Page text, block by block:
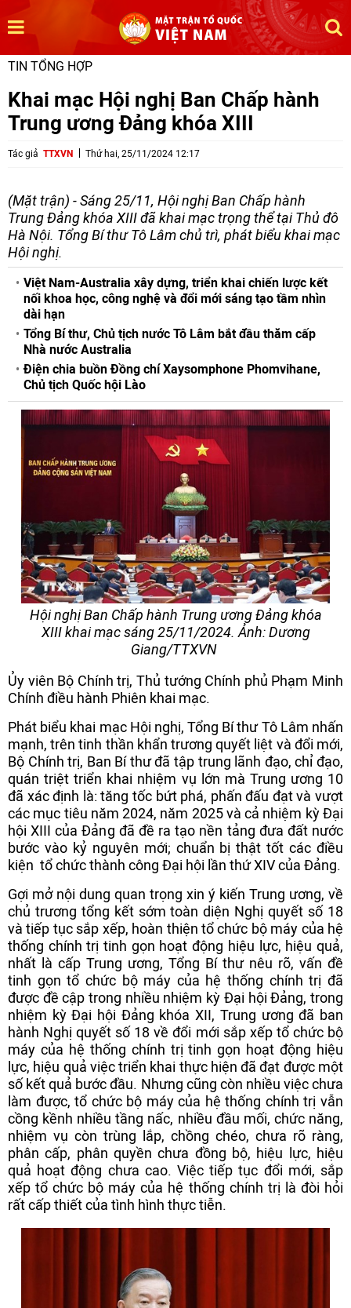
TIN TỔNG HỢP
Khai mạc Hội nghị Ban Chấp hành
Trung ương Đảng khóa XIII
Tác giả TTXVN Thứ hai, 25/11/2024 12:17
(Mặt trận) - Sáng 25/11, Hội nghị Ban Chấp hành
Trung Đảng khóa XIII đã khai mạc trọng thể tại Thủ đô
Hà Nội. Tổng Bí thư Tô Lâm chủ trì, phát biểu khai mạc
Hội nghị.
Việt Nam-Australia xây dựng, triển khai chiến lược kết
nối khoa học, công nghệ và đổi mới sáng tạo tầm nhìn
dài hạn
Tổng Bí thư, Chủ tịch nước Tô Lâm bắt đầu thăm cấp
Nhà nước Australia
Điện chia buồn Đồng chí Xaysomphone Phomvihane,
Chủ tịch Quốc hội Lào
Hội nghị Ban Chấp hành Trung ương Đảng khóa
XIII khai mạc sáng 25/11/2024. Ảnh: Dương
Giang/TTXVN
Ủy viên Bộ Chính trị, Thủ tướng Chính phủ Phạm Minh
Chính điều hành Phiên khai mạc.
Phát biểu khai mạc Hội nghị, Tổng Bí thư Tô Lâm nhấn
mạnh, trên tinh thần khẩn trương quyết liệt và đổi mới,
Bộ Chính trị, Ban Bí thư đã tập trung lãnh đạo, chỉ đạo,
quán triệt triển khai nhiệm vụ lớn mà Trung ương 10
đã xác định là: tăng tốc bứt phá, phấn đấu đạt và vượt
các mục tiêu năm 2024, năm 2025 và cả nhiệm kỳ Đại
hội XIII của Đảng đã đề ra tạo nền tảng đưa đất nước
bước vào kỷ nguyên mới; chuẩn bị thật tốt các điều
kiện tổ chức thành công Đại hội lần thứ XIV của Đảng.
Gợi mở nội dung quan trọng xin ý kiến Trung ương, về
chủ trương tổng kết sớm toàn diện Nghị quyết số 18
và tiếp tục sắp xếp, hoàn thiện tổ chức bộ máy của hệ
thống chính trị tinh gọn hoạt động hiệu lực, hiệu quả,
nhất là cấp Trung ương, Tổng Bí thư nêu rõ, vấn đề
tinh gọn tổ chức bộ máy của hệ thống chính trị đã
được đề cập trong nhiều nhiệm kỳ Đại hội Đảng, trong
nhiệm kỳ Đại hội Đảng khóa XII, Trung ương đã ban
hành Nghị quyết số 18 về đổi mới sắp xếp tổ chức bộ
máy của hệ thống chính trị tinh gọn hoạt động hiệu
lực, hiệu quả việc triển khai thực hiện đã đạt được một
số kết quả bước đầu. Nhưng cũng còn nhiều việc chưa
làm được, tổ chức bộ máy của hệ thống chính trị vẫn
cồng kềnh nhiều tầng nấc, nhiều đầu mối, chức năng,
nhiệm vụ còn trùng lắp, chồng chéo, chưa rõ ràng,
phân cấp, phân quyền chưa đồng bộ, hiệu lực, hiệu
quả hoạt động chưa cao. Việc tiếp tục đổi mới, sắp
xếp tổ chức bộ máy của hệ thống chính trị là đòi hỏi
rất cấp thiết của tình hình thực tiễn.